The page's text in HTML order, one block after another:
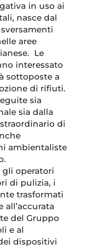
in uso ai
nasce dal
aree
Le
interessato
sottoposte a
di rifiuti.
sia
sia dalla
di
ambientaliste
gli operatori
di pulizia, i
trasformati
all’accurata
del Gruppo
e al
dispositivi